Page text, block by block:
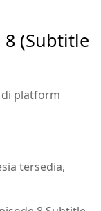
(Subtitle
di platform
tersedia,